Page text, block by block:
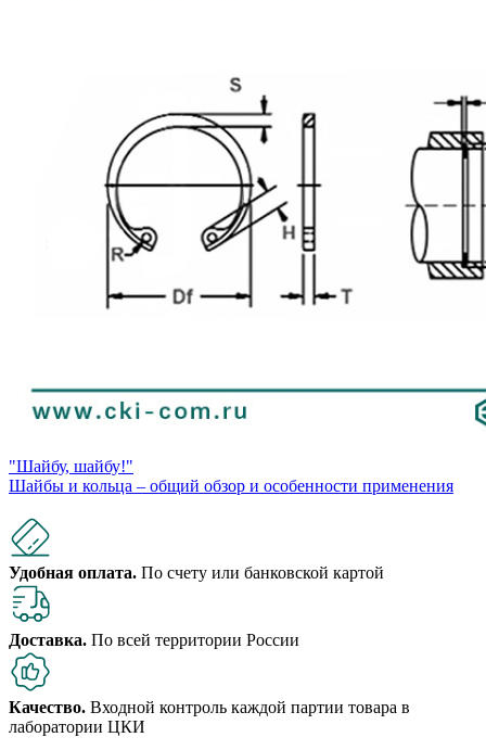
"Шайбу, шайбу!"
Шайбы и кольца – общий обзор и особенности применения
Удобная оплата. По счету или банковской картой
Доставка. По всей территории России
Качество. Входной контроль каждой партии товара в
лаборатории ЦКИ